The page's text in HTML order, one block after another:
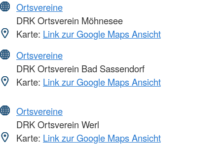
Ortsvereine
DRK Ortsverein Möhnesee
Karte: Link zur Google Maps Ansicht
Ortsvereine
DRK Ortsverein Bad Sassendorf
Karte: Link zur Google Maps Ansicht
Ortsvereine
DRK Ortsverein Werl
Karte: Link zur Google Maps Ansicht